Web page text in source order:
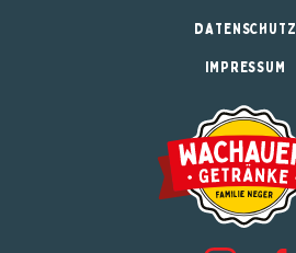
DATENSCHUTZ
IMPRESSUM